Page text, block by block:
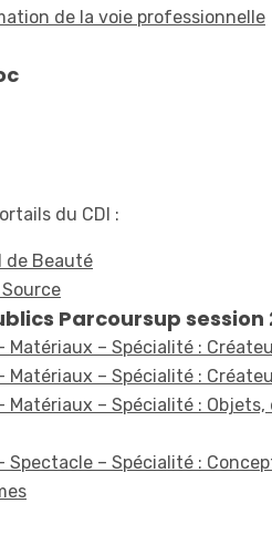
de la voie professionnelle
du CDI :
de Beauté
Parcoursup session
Matériaux – Spécialité :
Matériaux – Spécialité :
Matériaux – Spécialité :
Spectacle – Spécialité :